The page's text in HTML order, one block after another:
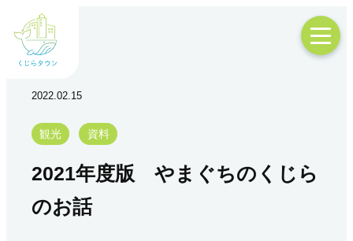
2022.02.15
観光 資料
2021年度版 やまぐちのくじら
のお話